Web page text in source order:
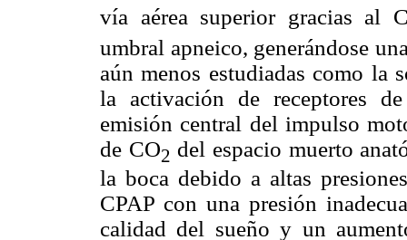
vía aérea superior gracias al
umbral apneico, generándose
aún menos estudiadas como la
la activación de receptores
emisión central del impulso
de CO2 del espacio muerto
la boca debido a altas
CPAP con una presión
calidad del sueño y un